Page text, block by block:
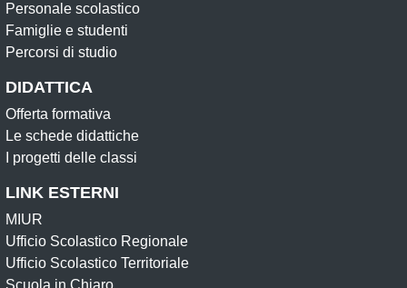
Personale scolastico
Famiglie e studenti
Percorsi di studio
DIDATTICA
Offerta formativa
Le schede didattiche
I progetti delle classi
LINK ESTERNI
MIUR
Ufficio Scolastico Regionale
Ufficio Scolastico Territoriale
Scuola in Chiaro